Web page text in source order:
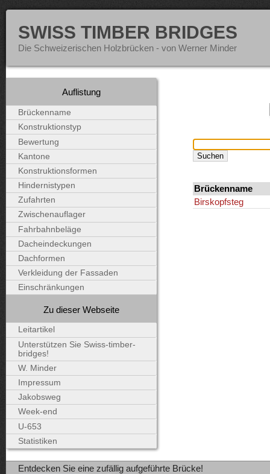
SWISS TIMBER BRIDGES
Die Schweizerischen Holzbrücken - von Werner Minder
Brückenname
Birskopfsteg
Auflistung
Brückenname
Konstruktionstyp
Bewertung
Kantone
Konstruktionsformen
Hindernistypen
Zufahrten
Zwischenauflager
Fahrbahnbeläge
Dacheindeckungen
Dachformen
Verkleidung der Fassaden
Einschränkungen
Zu dieser Webseite
Leitartikel
Unterstützen Sie Swiss-timber-
bridges!
W. Minder
Impressum
Jakobsweg
Week-end
U-653
Statistiken
Entdecken Sie eine zufällig aufgeführte Brücke!